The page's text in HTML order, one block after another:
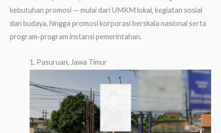
kebutuhan promosi — mulai dari UMKM lokal, kegiatan sosial
dan budaya, hingga promosi korporasi berskala nasional serta
program-program instansi pemerintahan.
1. Pasuruan, Jawa Timur